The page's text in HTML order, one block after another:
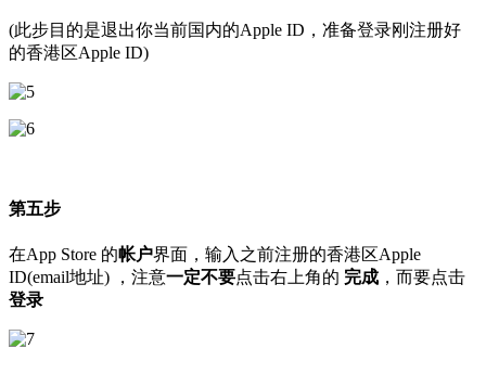
(此步目的是退出你当前国内的Apple ID，准备登录刚注册好
的香港区Apple ID)
第五步
在App Store 的帐户界面，输入之前注册的香港区Apple
ID(email地址) ，注意一定不要点击右上角的 完成 ，而要点击
登录